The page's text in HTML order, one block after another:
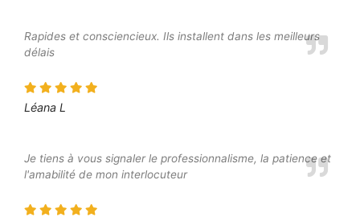
Rapides et consciencieux. Ils installent dans les meilleurs
délais
Léana L
Je tiens à vous signaler le professionnalisme, la patience et
l'amabilité de mon interlocuteur